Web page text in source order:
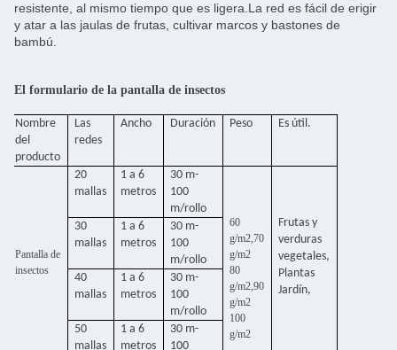
resistente, al mismo tiempo que es ligera.La red es fácil de erigir
y atar a las jaulas de frutas, cultivar marcos y bastones de
bambú.
El formulario de la pantalla de insectos
Nombre
del
producto
Las
redes
Ancho Duración Peso Es útil.
Pantalla de
insectos
20
mallas
1 a 6
metros
30 m-
100
m/rollo
60
g/m2,70
g/m2
80
g/m2,90
g/m2
100
g/m2
Frutas y
verduras
vegetales,
Plantas
Jardín,
30
mallas
1 a 6
metros
30 m-
100
m/rollo
40
mallas
1 a 6
metros
30 m-
100
m/rollo
50
mallas
1 a 6
metros
30 m-
100